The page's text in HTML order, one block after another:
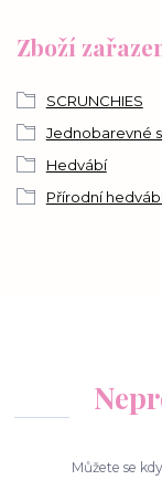
Zboží
SCRUNCHIES
Jednobarevné
Hedvábí
Přírodní
Můžete se